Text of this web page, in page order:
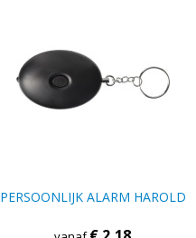
PERSOONLIJK ALARM HAROLD